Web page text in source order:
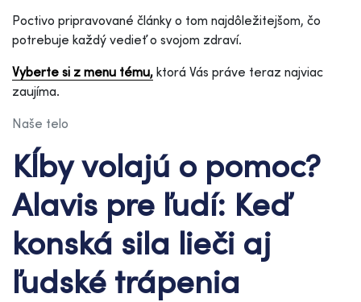
Poctivo pripravované články o tom najdôležitejšom, čo
potrebuje každý vedieť o svojom zdraví.
Vyberte si z menu tému, ktorá Vás práve teraz najviac
zaujíma.
Naše telo
Kĺby volajú o pomoc?
Alavis pre ľudí: Keď
konská sila lieči aj
ľudské trápenia